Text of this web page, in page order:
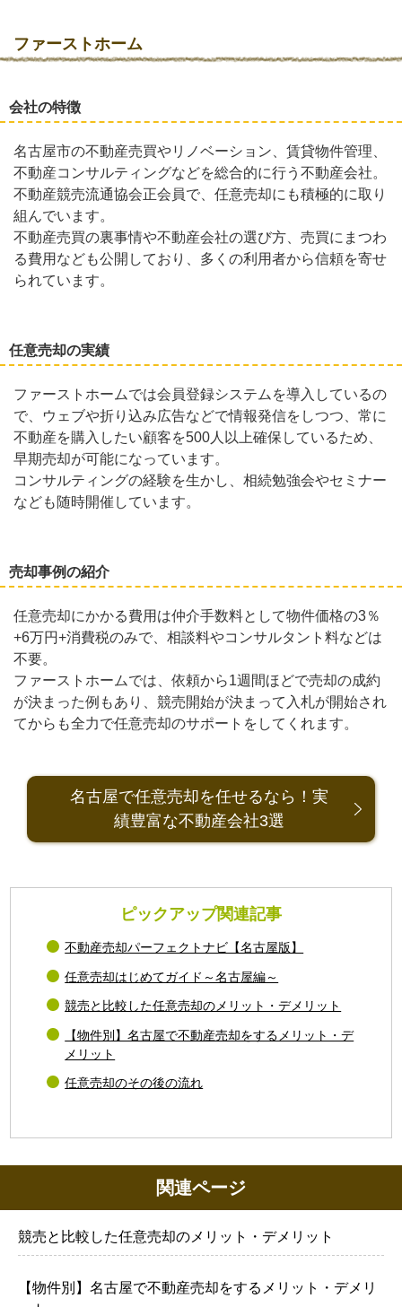
ファーストホーム
会社の特徴
名古屋市の不動産売買やリノベーション、賃貸物件管理、
不動産コンサルティングなどを総合的に行う不動産会社。
不動産競売流通協会正会員で、任意売却にも積極的に取り
組んでいます。
不動産売買の裏事情や不動産会社の選び方、売買にまつわ
る費用なども公開しており、多くの利用者から信頼を寄せ
られています。
任意売却の実績
ファーストホームでは会員登録システムを導入しているの
で、ウェブや折り込み広告などで情報発信をしつつ、常に
不動産を購入したい顧客を500人以上確保しているため、
早期売却が可能になっています。
コンサルティングの経験を生かし、相続勉強会やセミナー
なども随時開催しています。
売却事例の紹介
任意売却にかかる費用は仲介手数料として物件価格の3％
+6万円+消費税のみで、相談料やコンサルタント料などは
不要。
ファーストホームでは、依頼から1週間ほどで売却の成約
が決まった例もあり、競売開始が決まって入札が開始され
てからも全力で任意売却のサポートをしてくれます。
名古屋で任意売却を任せるなら！実
績豊富な不動産会社3選
ピックアップ関連記事
不動産売却パーフェクトナビ【名古屋版】
任意売却はじめてガイド～名古屋編～
競売と比較した任意売却のメリット・デメリット
【物件別】名古屋で不動産売却をするメリット・デ
メリット
任意売却のその後の流れ
関連ページ
競売と比較した任意売却のメリット・デメリット
【物件別】名古屋で不動産売却をするメリット・デメリ